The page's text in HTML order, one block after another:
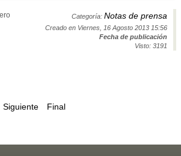
Categoría: Notas de prensa
Creado en Viernes, 16 Agosto 2013 15:56
Fecha de publicación
Visto: 3191
Siguiente Final